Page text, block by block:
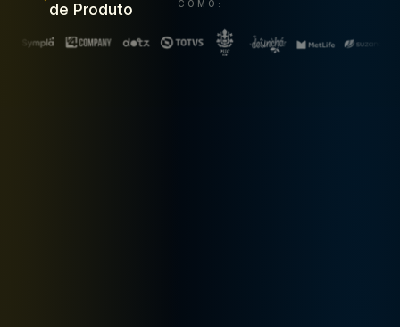
de Produto
COMO: